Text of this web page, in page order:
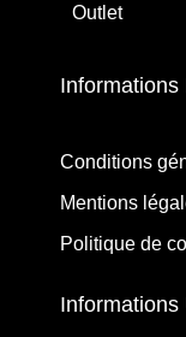
Outlet
Informations
Conditions
Mentions
Politique de
Informations